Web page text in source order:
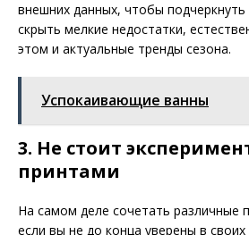
внешних данных, чтобы
скрыть мелкие недостатки,
этом и актуальные тренды сезона.
Успокаивающие ванны
3. Не стоит
принтами
На самом деле сочетать различные
если вы не до конца уверены в